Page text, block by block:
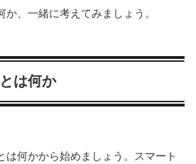
、一緒に考えてみましょう。
は何か
は何かから始めましょう。スマート